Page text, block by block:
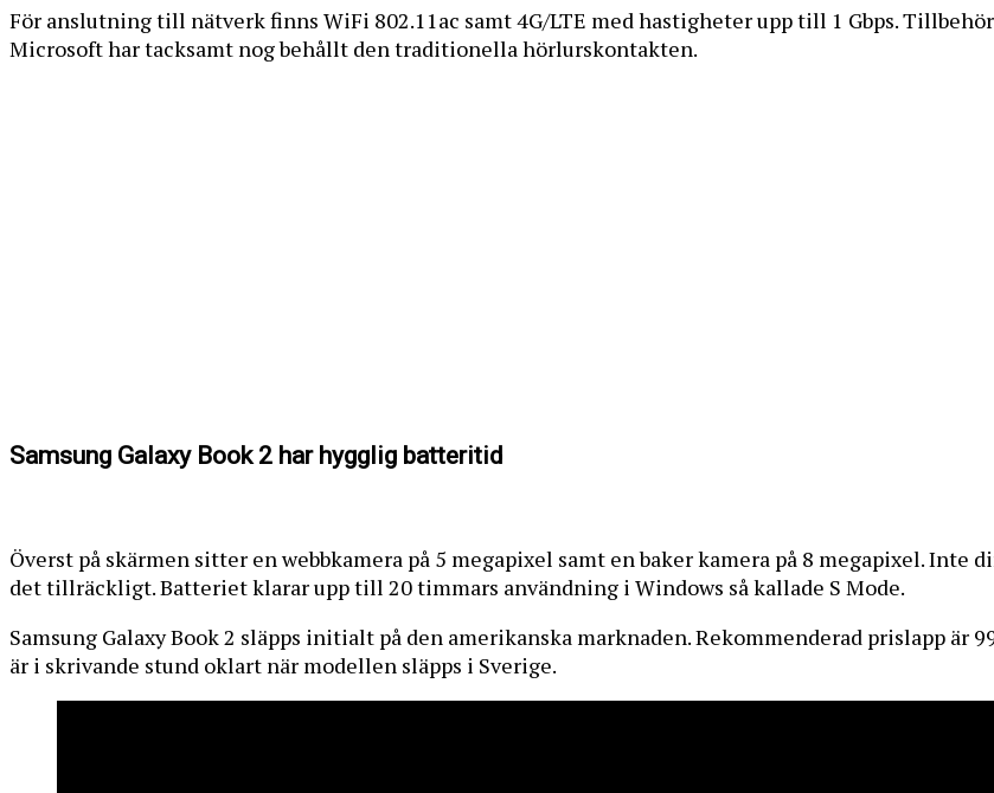
För anslutning till nätverk finns WiFi 802.11ac samt 4G/LTE med hastigheter upp till 1 Gbps.
Microsoft har tacksamt nog behållt den traditionella hörlurskontakten.
Samsung Galaxy Book 2 har hygglig batteritid
Överst på skärmen sitter en webbkamera på 5 megapixel samt en baker kamera på 8 megapixel.
det tillräckligt. Batteriet klarar upp till 20 timmars användning i Windows så kallade S Mode.
Samsung Galaxy Book 2 släpps initialt på den amerikanska marknaden. Rekommenderad prislapp är
är i skrivande stund oklart när modellen släpps i Sverige.